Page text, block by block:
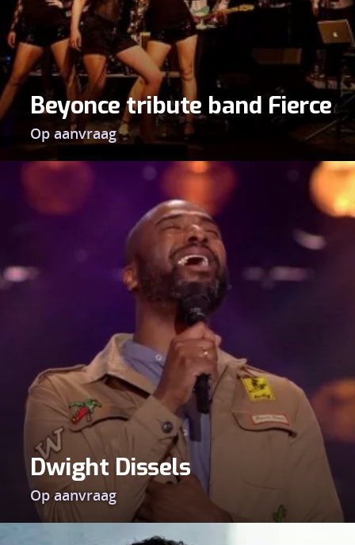
Beyonce tribute band Fierce
Op aanvraag
Dwight Dissels
Op aanvraag